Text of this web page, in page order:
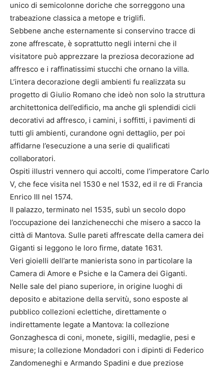
unico di semicolonne doriche che sorreggono una
trabeazione classica a metope e triglifi.
Sebbene anche esternamente si conservino tracce di
zone affrescate, è soprattutto negli interni che il
visitatore può apprezzare la preziosa decorazione ad
affresco e i raffinatissimi stucchi che ornano la villa.
L’intera decorazione degli ambienti fu realizzata su
progetto di Giulio Romano che ideò non solo la struttura
architettonica dell’edificio, ma anche gli splendidi cicli
decorativi ad affresco, i camini, i soffitti, i pavimenti di
tutti gli ambienti, curandone ogni dettaglio, per poi
affidarne l’esecuzione a una serie di qualificati
collaboratori.
Ospiti illustri vennero qui accolti, come l’imperatore Carlo
V, che fece visita nel 1530 e nel 1532, ed il re di Francia
Enrico III nel 1574.
Il palazzo, terminato nel 1535, subì un secolo dopo
l’occupazione dei lanzichenecchi che misero a sacco la
città di Mantova. Sulle pareti affrescate della camera dei
Giganti si leggono le loro firme, datate 1631.
Veri gioielli dell’arte manierista sono in particolare la
Camera di Amore e Psiche e la Camera dei Giganti.
Nelle sale del piano superiore, in origine luoghi di
deposito e abitazione della servitù, sono esposte al
pubblico collezioni eclettiche, direttamente o
indirettamente legate a Mantova: la collezione
Gonzaghesca di coni, monete, sigilli, medaglie, pesi e
misure; la collezione Mondadori con i dipinti di Federico
Zandomeneghi e Armando Spadini e due preziose